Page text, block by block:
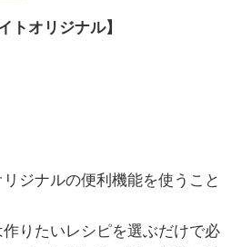
トオリジナル】
ジナルの便利機能を使うこと
作りたいレシピを選ぶだけで必